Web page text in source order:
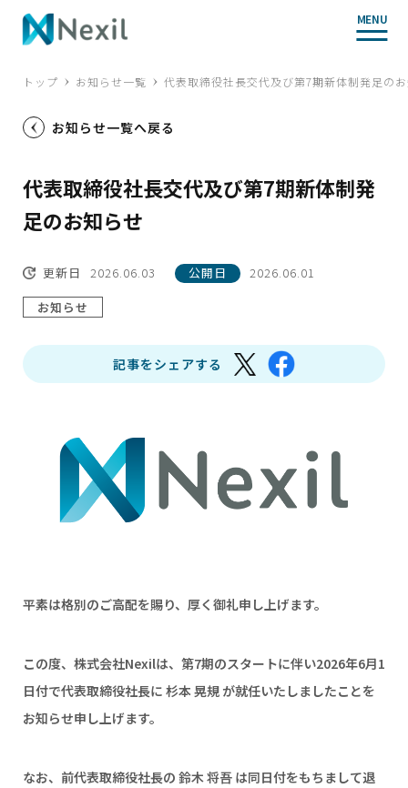
MENU
トップ お知らせ一覧 代表取締役社長交代及び第7期新体制発足の
お知らせ一覧へ戻る
代表取締役社長交代及び第7期新体制発
足のお知らせ
更新日 2026.06.03 公開日
2026.06.01
お知らせ
記事をシェアする
平素は格別のご高配を賜り、厚く御礼申し上げます。
この度、株式会社Nexilは、第7期のスタートに伴い2026年6月1
日付で代表取締役社長に 杉本 晃規 が就任いたしましたことを
お知らせ申し上げます。
なお、前代表取締役社長の 鈴木 将吾 は同日付をもちまして退